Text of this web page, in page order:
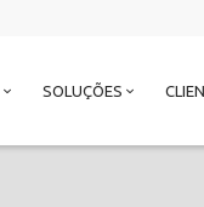
SOLUÇÕES